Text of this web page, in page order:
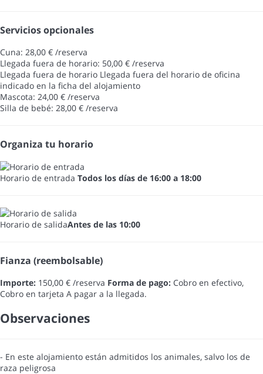
Servicios opcionales
Cuna: 28,00 € /reserva
Llegada fuera de horario: 50,00 € /reserva
Llegada fuera de horario Llegada fuera del horario de oficina
indicado en la ficha del alojamiento
Mascota: 24,00 € /reserva
Silla de bebé: 28,00 € /reserva
Organiza tu horario
Horario de entrada Todos los días de 16:00 a 18:00
Horario de salidaAntes de las 10:00
Fianza (reembolsable)
Importe: 150,00 € /reserva Forma de pago: Cobro en efectivo,
Cobro en tarjeta A pagar a la llegada.
Observaciones
- En este alojamiento están admitidos los animales, salvo los de
raza peligrosa